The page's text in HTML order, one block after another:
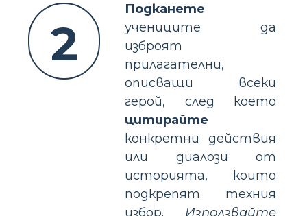
2
Подканете
учениците да
изброят
прилагателни,
описващи всеки
герой, след което
цитирайте
конкретни действия
или диалози от
историята, които
подкрепят техния
избор. Използвайте